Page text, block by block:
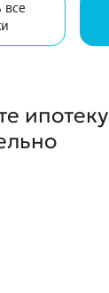
все
ипотеку